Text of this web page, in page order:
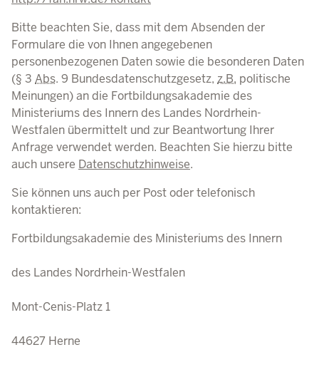
Bitte beachten Sie, dass mit dem Absenden der
Formulare die von Ihnen angegebenen
personenbezogenen Daten sowie die besonderen Daten
(§ 3 Abs. 9 Bundesdatenschutzgesetz, z.B. politische
Meinungen) an die Fortbildungsakademie des
Ministeriums des Innern des Landes Nordrhein-
Westfalen übermittelt und zur Beantwortung Ihrer
Anfrage verwendet werden. Beachten Sie hierzu bitte
auch unsere Datenschutzhinweise.
Sie können uns auch per Post oder telefonisch
kontaktieren:
Fortbildungsakademie des Ministeriums des Innern
des Landes Nordrhein-Westfalen
Mont-Cenis-Platz 1
44627 Herne